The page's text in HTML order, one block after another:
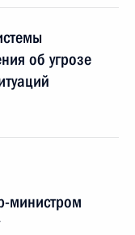
об угрозе
министром